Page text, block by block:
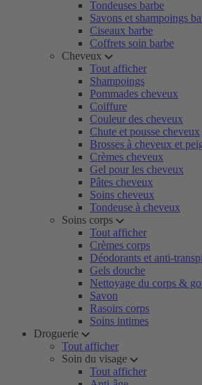
Tondeuses barbe
Savons et shampoings
Ciseaux barbe
Coffrets soin barbe
Cheveux
Tout afficher
Shampoings
Pommades cheveux
Coiffure
Couleur des cheveux
Chute et pousse cheveux
Brosses à cheveux et
Crèmes cheveux
Gel pour les cheveux
Pâtes cheveux
Soins cheveux
Tondeuse à cheveux
Soins corps
Tout afficher
Crèmes corps
Déodorants et anti-
Gels douche
Nettoyage du corps &
Savon
Rasoirs corps
Soins intimes
Droguerie
Tout afficher
Soin du visage
Tout afficher